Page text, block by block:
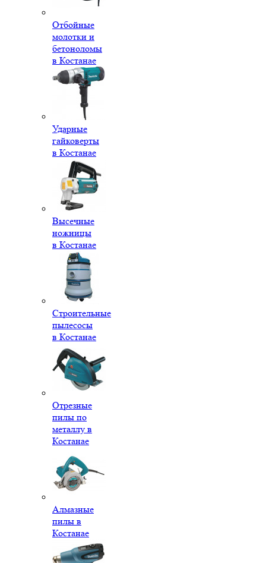
Отбойные
молотки и
бетоноломы
в Костанае
Ударные
гайковерты
в Костанае
Высечные
ножницы
в Костанае
Строительные
пылесосы
в Костанае
Отрезные
пилы по
металлу в
Костанае
Алмазные
пилы в
Костанае